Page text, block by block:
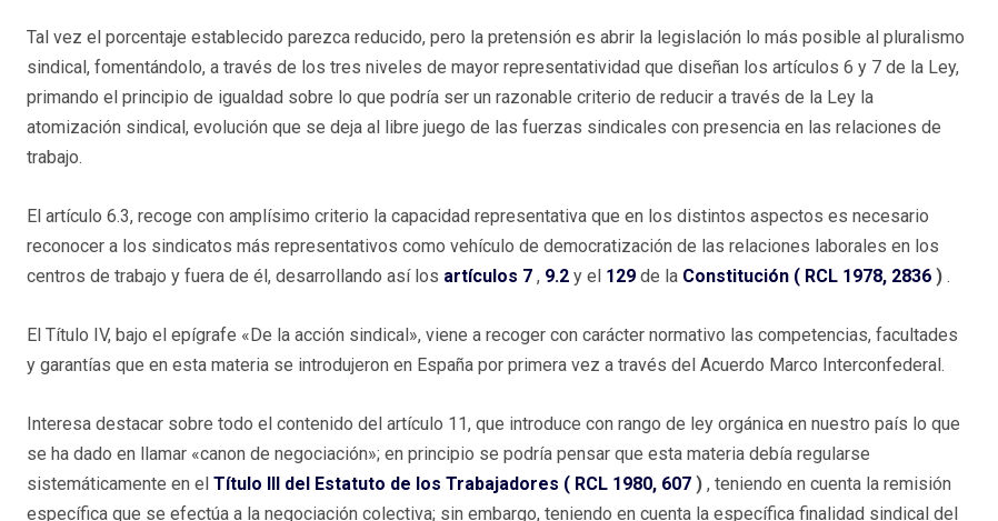
Tal vez el porcentaje establecido parezca reducido, pero la pretensión es abrir la legislación lo más posible al pluralismo
sindical, fomentándolo, a través de los tres niveles de mayor representatividad que diseñan los artículos 6 y 7 de la Ley,
primando el principio de igualdad sobre lo que podría ser un razonable criterio de reducir a través de la Ley la
atomización sindical, evolución que se deja al libre juego de las fuerzas sindicales con presencia en las relaciones de
trabajo.
El artículo 6.3, recoge con amplísimo criterio la capacidad representativa que en los distintos aspectos es necesario
reconocer a los sindicatos más representativos como vehículo de democratización de las relaciones laborales en los
centros de trabajo y fuera de él, desarrollando así los artículos 7 , 9.2 y el 129 de la Constitución ( RCL 1978, 2836 ) .
El Título IV, bajo el epígrafe «De la acción sindical», viene a recoger con carácter normativo las competencias, facultades
y garantías que en esta materia se introdujeron en España por primera vez a través del Acuerdo Marco Interconfederal.
Interesa destacar sobre todo el contenido del artículo 11, que introduce con rango de ley orgánica en nuestro país lo que
se ha dado en llamar «canon de negociación»; en principio se podría pensar que esta materia debía regularse
sistemáticamente en el Título III del Estatuto de los Trabajadores ( RCL 1980, 607 ) , teniendo en cuenta la remisión
específica que se efectúa a la negociación colectiva; sin embargo, teniendo en cuenta la específica finalidad sindical del